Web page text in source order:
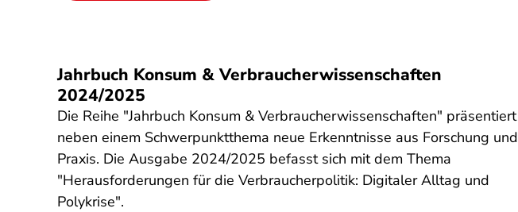
Jahrbuch Konsum & Verbraucherwissenschaften
2024/2025
Die Reihe "Jahrbuch Konsum & Verbraucherwissenschaften" präsentiert
neben einem Schwerpunktthema neue Erkenntnisse aus Forschung und
Praxis. Die Ausgabe 2024/2025 befasst sich mit dem Thema
"Herausforderungen für die Verbraucherpolitik: Digitaler Alltag und
Polykrise".